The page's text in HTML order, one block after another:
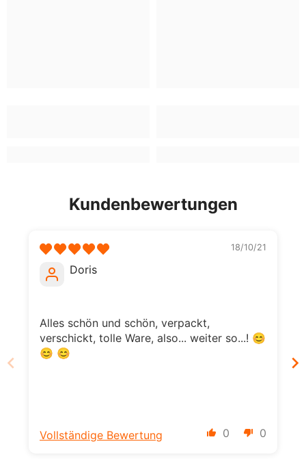
Kundenbewertungen
18/10/21
Doris
Alles schön und schön, verpackt,
verschickt, tolle Ware, also... weiter so...! 😊
😊 😊
0 0
Vollständige Bewertung